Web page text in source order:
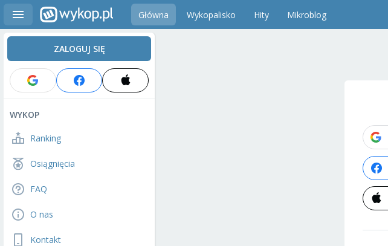
Główna Wykopalisko Hity Mikroblog
ZALOGUJ SIĘ
WYKOP
Ranking
Osiągnięcia
FAQ
O nas
Kontakt